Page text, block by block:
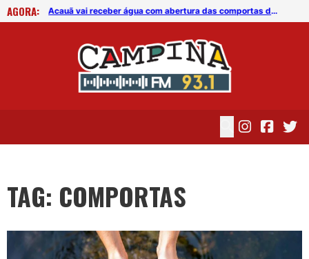
AGORA:
Acauã vai receber água com abertura das comportas de Boqueirão Acauã vai receber água com abertura das comportas de Boqueirão
TAG: COMPORTAS